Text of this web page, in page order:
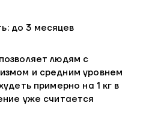
до 3 месяцев
людям с
и средним уровнем
примерно на 1 кг в
уже считается